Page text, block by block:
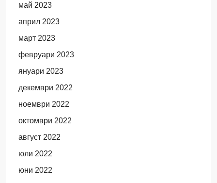
май 2023
април 2023
март 2023
февруари 2023
януари 2023
декември 2022
ноември 2022
октомври 2022
август 2022
юли 2022
юни 2022